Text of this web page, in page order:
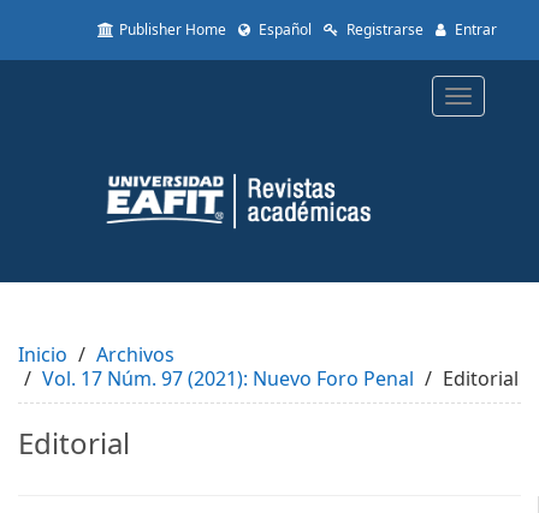
to
Content
Sidebar
Publisher Home Español Registrarse Entrar
Toggle
Inicio
Archivos
Vol. 17 Núm. 97 (2021): Nuevo Foro Penal
Editorial
Editorial